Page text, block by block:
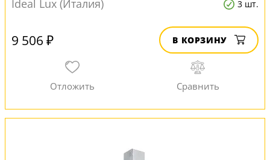
Ideal Lux (Италия) 3 шт.
9 506 ₽ В КОРЗИНУ